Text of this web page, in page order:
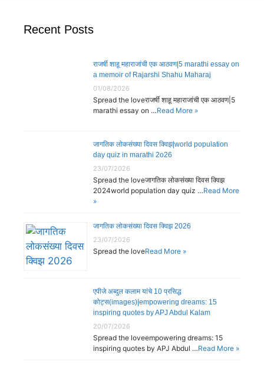
Recent Posts
राजर्षी शाहू महाराजांची एक आठवण|5 marathi essay on
a memoir of Rajarshi Shahu Maharaj
01/08/2026
Spread the loveराजर्षी शाहू महाराजांची एक आठवण|5
marathi essay on …Read More »
जागतिक लोकसंख्या दिवस क्विझ|world population
day quiz in marathi 2o26
23/07/2026
Spread the loveजागतिक लोकसंख्या दिवस क्विझ
2024world population day quiz …Read More
»
जागतिक लोकसंख्या दिवस क्विझ 2026
23/07/2026
Spread the loveRead More »
एपीजे अब्दुल कलाम यांचे 10 प्रसिद्ध
कोट्स(images)|empowering dreams: 15
inspiring quotes by APJ Abdul Kalam
20/07/2026
Spread the loveempowering dreams: 15
inspiring quotes by APJ Abdul …Read More »